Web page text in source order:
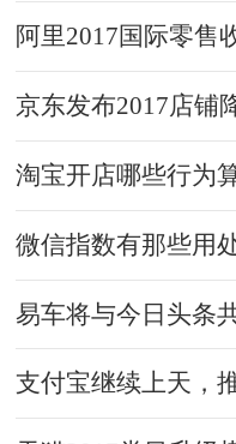
阿里2017国际零售
京东发布2017店铺
淘宝开店哪些行为
微信指数有那些用
易车将与今日头条
支付宝继续上天，